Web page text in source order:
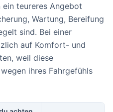
teureres Angebot
Wartung, Bereifung
sind. Bei einer
auf Komfort- und
weil diese
ihres Fahrgefühls